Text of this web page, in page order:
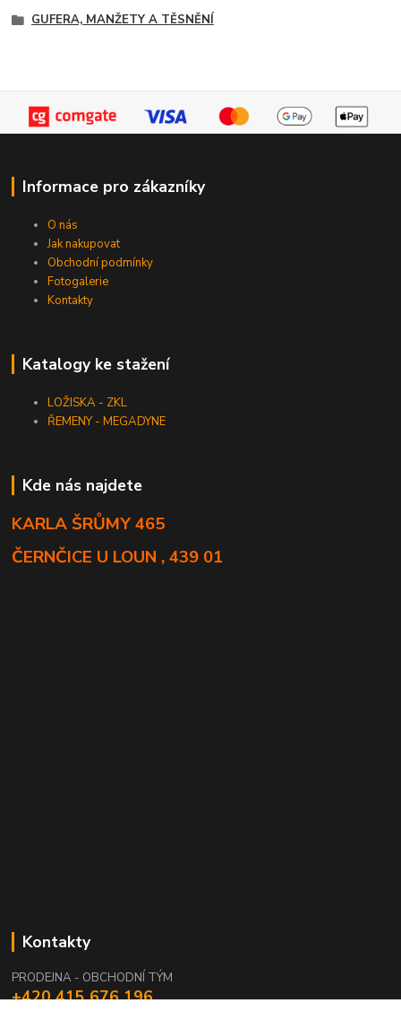
GUFERA, MANŽETY A TĚSNĚNÍ
Informace pro zákazníky
O nás
Jak nakupovat
Obchodní podmínky
Fotogalerie
Kontakty
Katalogy ke stažení
LOŽISKA - ZKL
ŘEMENY - MEGADYNE
Kde nás najdete
KARLA ŠRŮMY 465
ČERNČICE U LOUN , 439 01
Kontakty
PRODEJNA - OBCHODNÍ TÝM
+420 415 676 196